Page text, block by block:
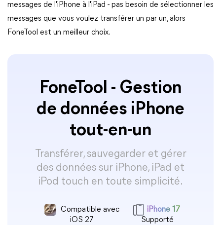
messages de l'iPhone à l'iPad - pas besoin de sélectionner les
messages que vous voulez transférer un par un, alors
FoneTool est un meilleur choix.
FoneTool - Gestion
de données iPhone
tout-en-un
Transférer, sauvegarder et gérer
des données sur iPhone, iPad et
iPod touch en toute simplicité.
Compatible avec
iOS 27
iPhone 17
Supporté